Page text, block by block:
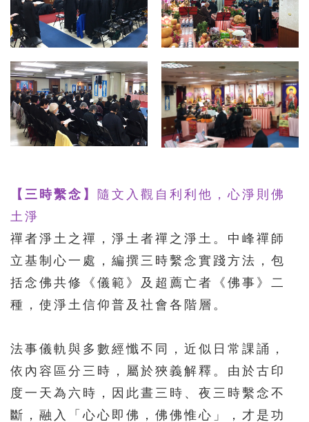
【三時繫念】 隨文入觀自利利他，心淨則佛
土淨
禪者淨土之禪，淨土者禪之淨土。中峰禪師
立基制心一處，編撰三時繫念實踐方法，包
括念佛共修《儀範》及超薦亡者《佛事》二
種，使淨土信仰普及社會各階層。
法事儀軌與多數經懺不同，近似日常課誦，
依內容區分三時，屬於狹義解釋。由於古印
度一天為六時，因此晝三時、夜三時繫念不
斷，融入「心心即佛，佛佛惟心」，才是功